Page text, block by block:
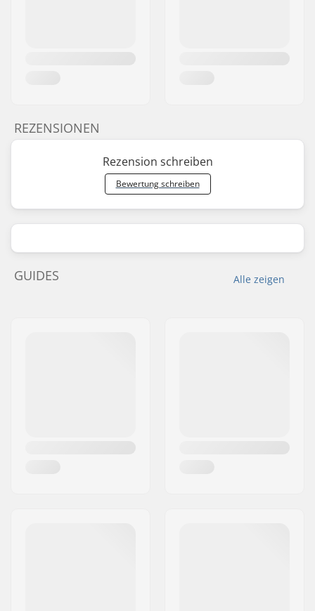
REZENSIONEN
Rezension schreiben
Bewertung schreiben
Alle zeigen
GUIDES